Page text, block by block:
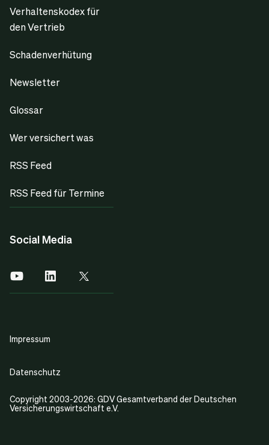
Verhaltenskodex für
den Vertrieb
Schadenverhütung
Newsletter
Glossar
Wer versichert was
RSS Feed
RSS Feed für Termine
Social Media
Copyright 2003-2026: GDV Gesamtverband der Deutschen
Versicherungswirtschaft e.V.
Impressum
Datenschutz